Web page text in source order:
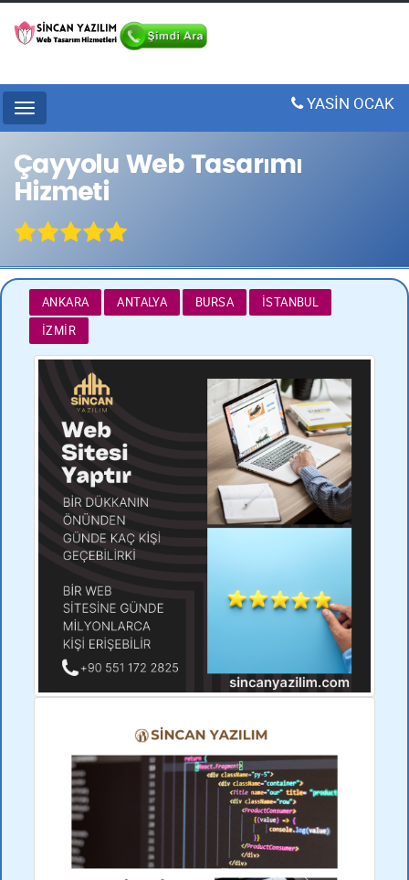
Menu YASİN OCAK
Çayyolu Web Tasarımı
Hizmeti
ANKARA ANTALYA BURSA
İSTANBUL
İZMIR